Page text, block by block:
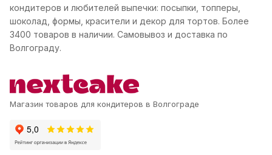
кондитеров и любителей выпечки: посыпки, топперы,
шоколад, формы, красители и декор для тортов. Более
3400 товаров в наличии. Самовывоз и доставка по
Волгограду.
Магазин товаров для кондитеров в Волгограде